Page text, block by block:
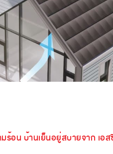
ร้อน บ้านเย็นอยู่สบายจาก เอส